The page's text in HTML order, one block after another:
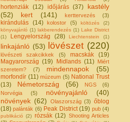
hortenziák (12) időjárás (37)
kastély
(52)
kert (141) kerttervezés (3)
kirándulás (14) kolostor (5) költözés
(2)
könyvajánló (1) lakberendezés (1) Lake District
(1)
Lengyelország (28) Liechtenstein (1)
linkajánló (53) lövészet (220)
lövészeti szakcikkek (5) macskák
(19)
Magyarország (19) Midlands (11)
Miért
szeretem?
(7) mindennapok (55)
morfondír (11) múzeum (5) National Trust
(13)
Németország (56) NGS
(6)
Norvégia
(5) növényajánló
(40)
növények (62) Olaszország (3) őblog
(18) palánták (6) Peak District (19) pub (4)
publikáció (2) rózsák (12) Shooting Articles